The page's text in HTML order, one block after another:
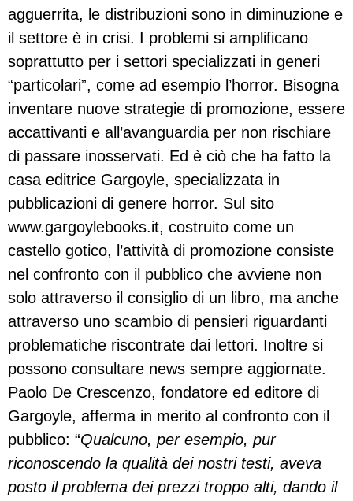
agguerrita, le distribuzioni sono in diminuzione e
il settore è in crisi. I problemi si amplificano
soprattutto per i settori specializzati in generi
“particolari”, come ad esempio l’horror. Bisogna
inventare nuove strategie di promozione, essere
accattivanti e all’avanguardia per non rischiare
di passare inosservati. Ed è ciò che ha fatto la
casa editrice Gargoyle, specializzata in
pubblicazioni di genere horror. Sul sito
www.gargoylebooks.it, costruito come un
castello gotico, l’attività di promozione consiste
nel confronto con il pubblico che avviene non
solo attraverso il consiglio di un libro, ma anche
attraverso uno scambio di pensieri riguardanti
problematiche riscontrate dai lettori. Inoltre si
possono consultare news sempre aggiornate.
Paolo De Crescenzo, fondatore ed editore di
Gargoyle, afferma in merito al confronto con il
pubblico: “Qualcuno, per esempio, pur
riconoscendo la qualità dei nostri testi, aveva
posto il problema dei prezzi troppo alti, dando il